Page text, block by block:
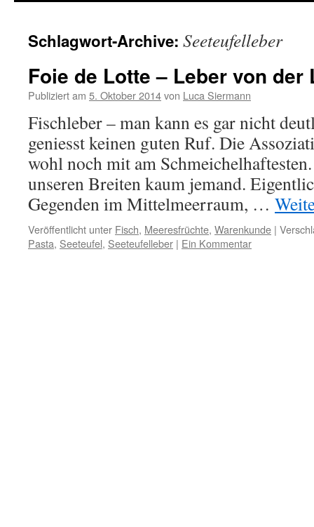
Schlagwort-Archive: Seeteufelleber
Foie de Lotte – Leber von der
Publiziert am 5. Oktober 2014von Luca Siermann
Fischleber – man kann es gar nicht
geniesst keinen guten Ruf. Die
wohl noch mit am
unseren Breiten kaum jemand.
Gegenden im Mittelmeerraum, …
Veröffentlicht unter Fisch, Meeresfrüchte, Warenkunde |
Pasta, Seeteufel, Seeteufelleber | Ein Kommentar